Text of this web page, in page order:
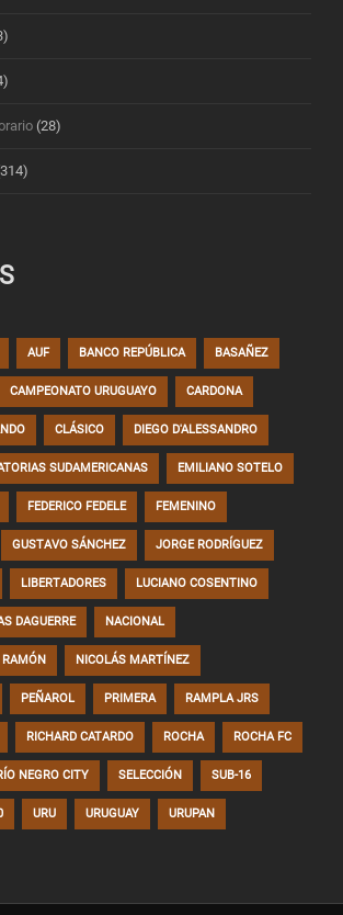
(28)
AUF BANCO REPÚBLICA BASAÑEZ
CAMPEONATO URUGUAYO CARDONA
CLÁSICO DIEGO D'ALESSANDRO
SUDAMERICANAS EMILIANO SOTELO
FEDERICO FEDELE FEMENINO
GUSTAVO SÁNCHEZ JORGE RODRÍGUEZ
LIBERTADORES LUCIANO COSENTINO
DAGUERRE NACIONAL
RAMÓN NICOLÁS MARTÍNEZ
PEÑAROL PRIMERA RAMPLA JRS
RICHARD CATARDO ROCHA ROCHA FC
NEGRO CITY SELECCIÓN SUB-16
URU URUGUAY URUPAN